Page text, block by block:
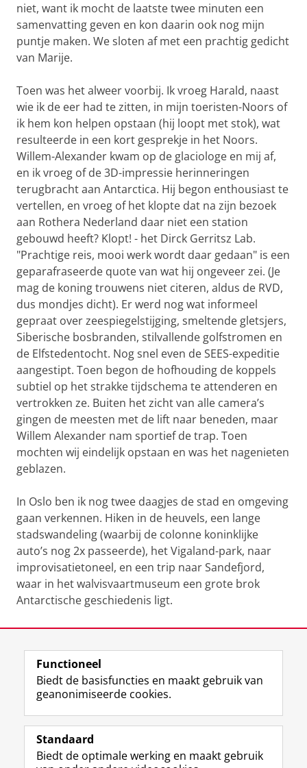
niet, want ik mocht de laatste twee minuten een
samenvatting geven en kon daarin ook nog mijn
puntje maken. We sloten af met een prachtig gedicht
van Marije.
Toen was het alweer voorbij. Ik vroeg Harald, naast
wie ik de eer had te zitten, in mijn toeristen-Noors of
ik hem kon helpen opstaan (hij loopt met stok), wat
resulteerde in een kort gesprekje in het Noors.
Willem-Alexander kwam op de glaciologe en mij af,
en ik vroeg of de 3D-impressie herinneringen
terugbracht aan Antarctica. Hij begon enthousiast te
vertellen, en vroeg of het klopte dat na zijn bezoek
aan Rothera Nederland daar niet een station
gebouwd heeft? Klopt! - het Dirck Gerritsz Lab.
"Prachtige reis, mooi werk wordt daar gedaan" is een
geparafraseerde quote van wat hij ongeveer zei. (Je
mag de koning trouwens niet citeren, aldus de RVD,
dus mondjes dicht). Er werd nog wat informeel
gepraat over zeespiegelstijging, smeltende gletsjers,
Siberische bosbranden, stilvallende golfstromen en
de Elfstedentocht. Nog snel even de SEES-expeditie
aangestipt. Toen begon de hofhouding de koppels
subtiel op het strakke tijdschema te attenderen en
vertrokken ze. Buiten het zicht van alle camera’s
gingen de meesten met de lift naar beneden, maar
Willem Alexander nam sportief de trap. Toen
mochten wij eindelijk opstaan en was het nagenieten
geblazen.
In Oslo ben ik nog twee daagjes de stad en omgeving
gaan verkennen. Hiken in de heuvels, een lange
stadswandeling (waarbij de colonne koninklijke
auto’s nog 2x passeerde), het Vigaland-park, naar
improvisatietoneel, en een trip naar Sandefjord,
waar in het walvisvaartmuseum een grote brok
Antarctische geschiedenis ligt.
View this page in:English
Volg de RUG
F
a
e
L
i
k
R
S
-
I
n
t
Y
o
T
Studiekiezers
Functioneel
Biedt de basisfuncties en maakt gebruik van
geanonimiseerde cookies.
Standaard
Biedt de optimale werking en maakt gebruik